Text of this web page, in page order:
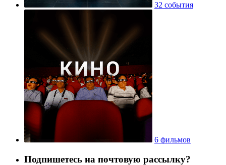
32 события
6 фильмов
Подпишетесь на почтовую рассылку?